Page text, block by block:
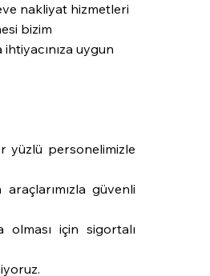
nakliyat hizmetleri
bizim
uygun
yüzlü personelimizle
güvenli
olması için sigortalı